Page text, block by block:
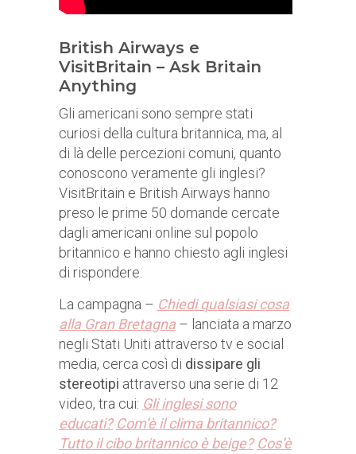
British Airways e
VisitBritain – Ask Britain
Anything
Gli americani sono sempre stati
curiosi della cultura britannica, ma, al
di là delle percezioni comuni, quanto
conoscono veramente gli inglesi?
VisitBritain e British Airways hanno
preso le prime 50 domande cercate
dagli americani online sul popolo
britannico e hanno chiesto agli inglesi
di rispondere.
La campagna – Chiedi qualsiasi cosa
alla Gran Bretagna – lanciata a marzo
negli Stati Uniti attraverso tv e social
media, cerca così di dissipare gli
stereotipi attraverso una serie di 12
video, tra cui: Gli inglesi sono
educati? Com’è il clima britannico?
Tutto il cibo britannico è beige? Cos’è